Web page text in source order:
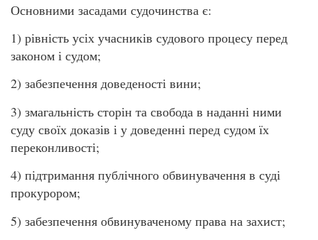
Основними засадами судочинства є:
1) рівність усіх учасників судового процесу перед
законом і судом;
2) забезпечення доведеності вини;
3) змагальність сторін та свобода в наданні ними
суду своїх доказів і у доведенні перед судом їх
переконливості;
4) підтримання публічного обвинувачення в суді
прокурором;
5) забезпечення обвинуваченому права на захист;